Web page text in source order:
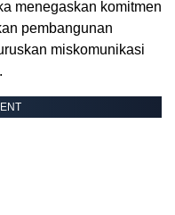
menegaskan komitmen
pembangunan
miskomunikasi